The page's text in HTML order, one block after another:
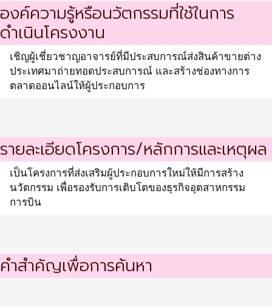
องค์ความรู้หรือนวัตกรรมที่ใช้ในการ
ดำเนินโครงงาน
เชิญผู้เชี่ยวชาญอาจารย์ที่มีประสบการณ์ส่งสินค้าขายต่าง
ประเทศมาถ่ายทอดประสบการณ์ และสร้างช่องทางการ
ตลาดออนไลน์ให้ผู้ประกอบการ
รายละเอียดโครงการ/หลักการและเหตุผล
เป็นโครงการที่ส่งเสริมผู้ประกอบการใหม่ให้มีการสร้าง
นวัตกรรม เพื่อรองรับการเติบโตของธุรกิจอุตสาหกรรม
การบิน
คำสำคัญเพื่อการค้นหา